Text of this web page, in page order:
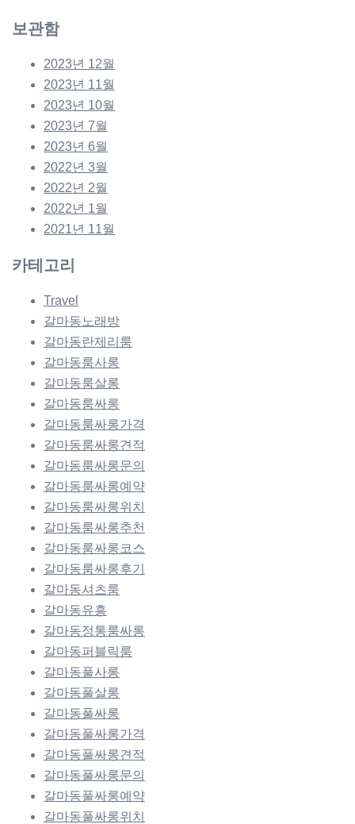
보관함
2023년 12월
2023년 11월
2023년 10월
2023년 7월
2023년 6월
2022년 3월
2022년 2월
2022년 1월
2021년 11월
카테고리
Travel
갈마동노래방
갈마동란제리룸
갈마동룸사롱
갈마동룸살롱
갈마동룸싸롱
갈마동룸싸롱가격
갈마동룸싸롱견적
갈마동룸싸롱문의
갈마동룸싸롱예약
갈마동룸싸롱위치
갈마동룸싸롱추천
갈마동룸싸롱코스
갈마동룸싸롱후기
갈마동셔츠룸
갈마동유흥
갈마동정통룸싸롱
갈마동퍼블릭룸
갈마동풀사롱
갈마동풀살롱
갈마동풀싸롱
갈마동풀싸롱가격
갈마동풀싸롱견적
갈마동풀싸롱문의
갈마동풀싸롱예약
갈마동풀싸롱위치